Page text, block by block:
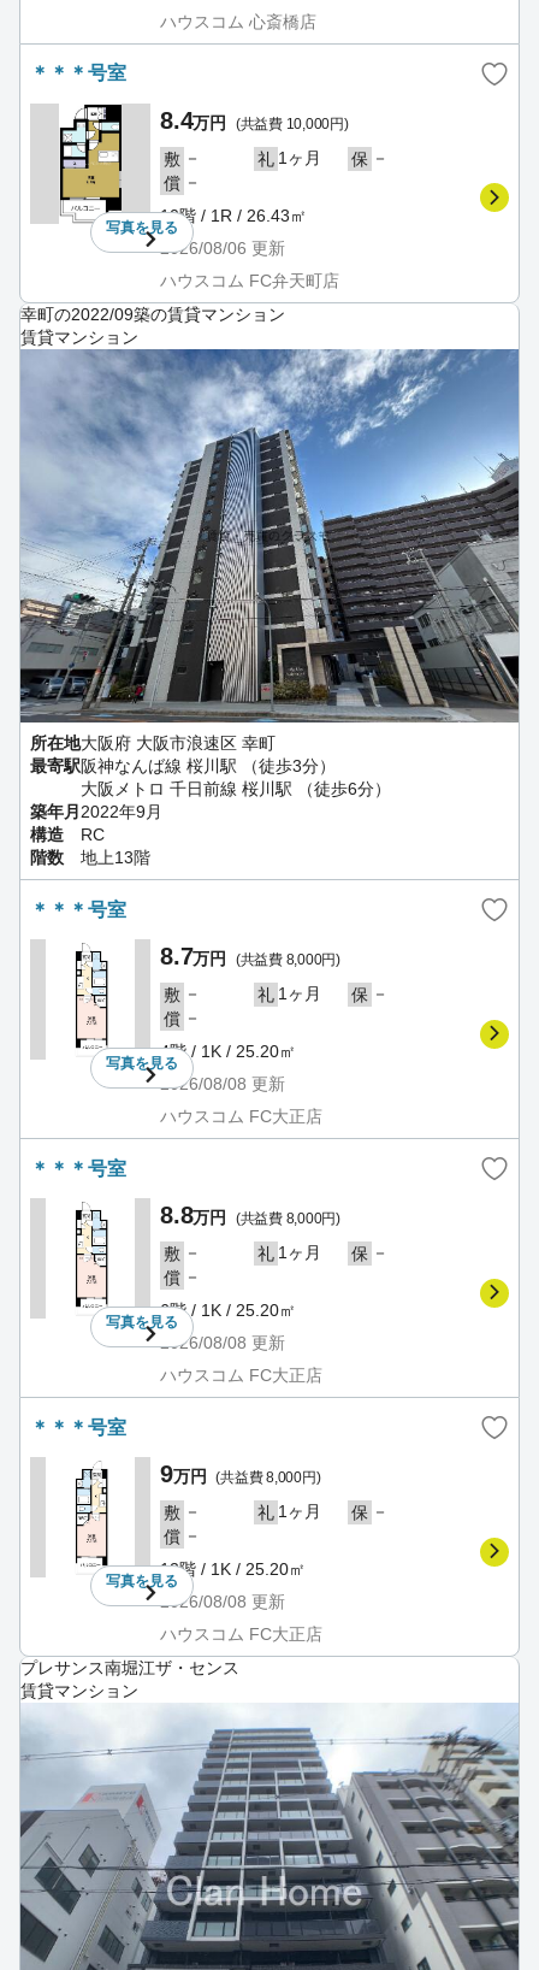
ハウスコム 心斎橋店
＊＊＊号室
写真を見る
8.4万円 (共益費 10,000円)
敷 － 礼 1ヶ月 保 －
償 －
10階 / 1R / 26.43㎡
2026/08/06 更新
ハウスコム FC弁天町店
幸町の2022/09築の賃貸マンション
賃貸マンション
所在地大阪府 大阪市浪速区 幸町
最寄駅阪神なんば線 桜川駅 （徒歩3分）
大阪メトロ 千日前線 桜川駅 （徒歩6分）
築年月 2022年9月
構造
RC
階数
地上13階
＊＊＊号室
写真を見る
8.7万円 (共益費 8,000円)
敷 － 礼 1ヶ月 保 －
償 －
4階 / 1K / 25.20㎡
2026/08/08 更新
ハウスコム FC大正店
＊＊＊号室
写真を見る
8.8万円 (共益費 8,000円)
敷 － 礼 1ヶ月 保 －
償 －
6階 / 1K / 25.20㎡
2026/08/08 更新
ハウスコム FC大正店
＊＊＊号室
写真を見る
9万円 (共益費 8,000円)
敷 － 礼 1ヶ月 保 －
償 －
12階 / 1K / 25.20㎡
2026/08/08 更新
ハウスコム FC大正店
プレサンス南堀江ザ・センス
賃貸マンション